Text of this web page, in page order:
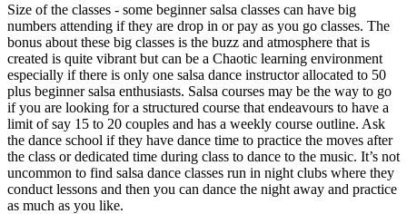
Size of the classes - some beginner salsa classes can have big
numbers attending if they are drop in or pay as you go classes. The
bonus about these big classes is the buzz and atmosphere that is
created is quite vibrant but can be a Chaotic learning environment
especially if there is only one salsa dance instructor allocated to 50
plus beginner salsa enthusiasts. Salsa courses may be the way to go
if you are looking for a structured course that endeavours to have a
limit of say 15 to 20 couples and has a weekly course outline. Ask
the dance school if they have dance time to practice the moves after
the class or dedicated time during class to dance to the music. It’s not
uncommon to find salsa dance classes run in night clubs where they
conduct lessons and then you can dance the night away and practice
as much as you like.